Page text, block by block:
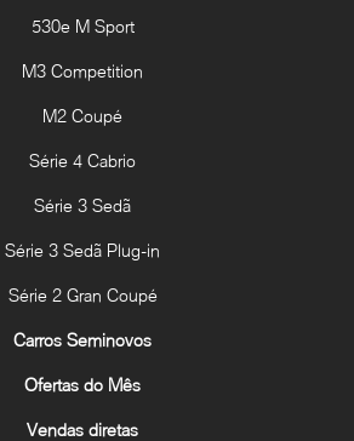
530e M Sport
M3 Competition
M2 Coupé
Série 4 Cabrio
Série 3 Sedã
Série 3 Sedã Plug-in
Série 2 Gran Coupé
Carros Seminovos
Ofertas do Mês
Vendas diretas